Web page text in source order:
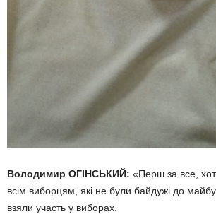
Володимир ОГІНСЬКИЙ: «Перш за все,
всім виборцям, які не були байдужі до
взяли участь у виборах.